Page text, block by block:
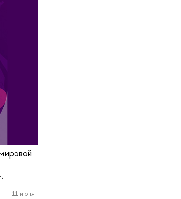
11 июня